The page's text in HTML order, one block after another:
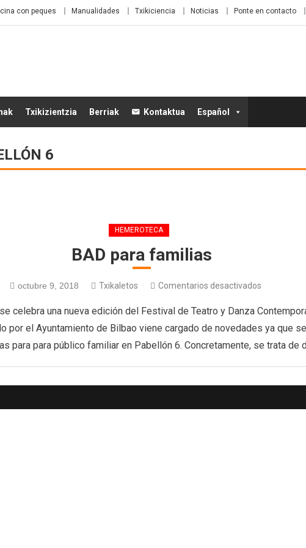
con peques Manualidades Txikiciencia Noticias Ponte en contacto
Txikizientzia Berriak Kontaktua Español
6
HEMEROTECA
BAD para familias
octubre 9, 2018 Txikaletos Comentarios desactivados
celebra una nueva edición del Festival de Teatro y Danza
por el Ayuntamiento de Bilbao viene cargado de novedades ya que
para para público familiar en Pabellón 6. Concretamente, se trata de